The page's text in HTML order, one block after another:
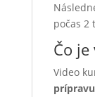
počas 2
Čo je
Video